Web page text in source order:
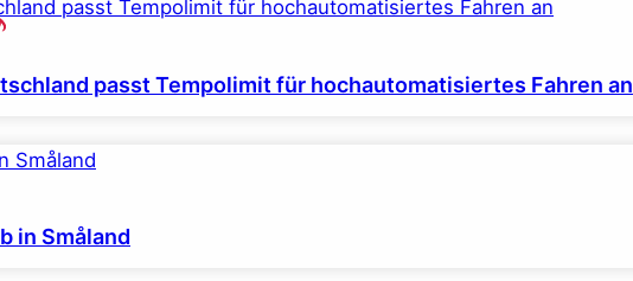
passt Tempolimit für hochautomatisiertes Fahren an
in Småland